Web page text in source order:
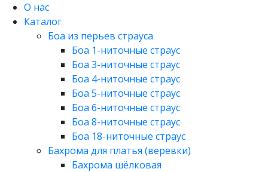
О нас
Каталог
Боа из перьев страуса
Боа 1-ниточные страус
Боа 3-ниточные страус
Боа 4-ниточные страус
Боа 5-ниточные страус
Боа 6-ниточные страус
Боа 8-ниточные страус
Боа 18-ниточные страус
Бахрома для платья (веревки)
Бахрома шёлковая